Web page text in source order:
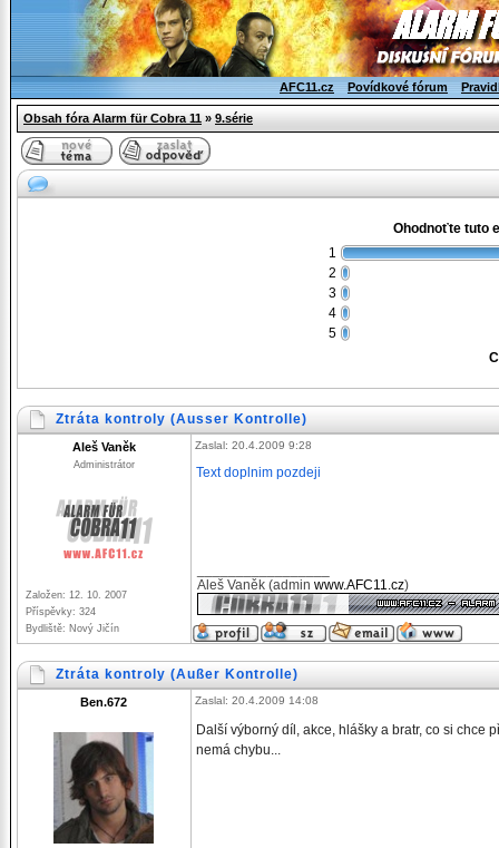
AFC11.cz Povídkové fórum
Obsah fóra Alarm für Cobra 11 » 9.série
Ohodnoťte tuto
1
2
3
4
5
Ztráta kontroly (Ausser Kontrolle)
Aleš Vaněk
Administrátor
Založen: 12. 10. 2007
Příspěvky: 324
Bydliště: Nový Jičín
Zaslal: 20.4.2009 9:28
Text doplnim pozdeji
Aleš Vaněk (admin www.AFC11.cz)
Ztráta kontroly (Außer Kontrolle)
Ben.672 Zaslal: 20.4.2009 14:08
Další výborný díl, akce, hlášky a bratr, co si chce
nemá chybu...